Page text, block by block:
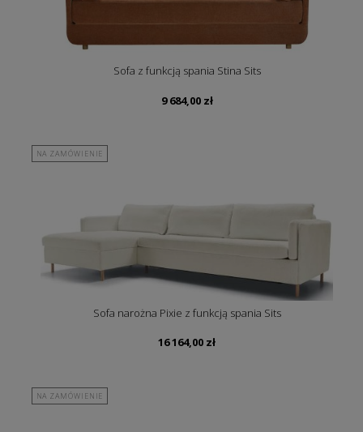
Sofa z funkcją spania Stina Sits
9 684,00 zł
NA ZAMÓWIENIE
Sofa narożna Pixie z funkcją spania Sits
16 164,00 zł
NA ZAMÓWIENIE